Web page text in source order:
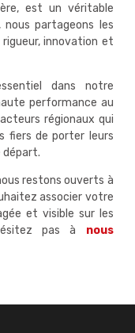
est un véritable
nous partageons les
innovation et
dans notre
performance au
régionaux qui
fiers de porter leurs
départ.
restons ouverts à
associer votre
et visible sur les
pas à nous